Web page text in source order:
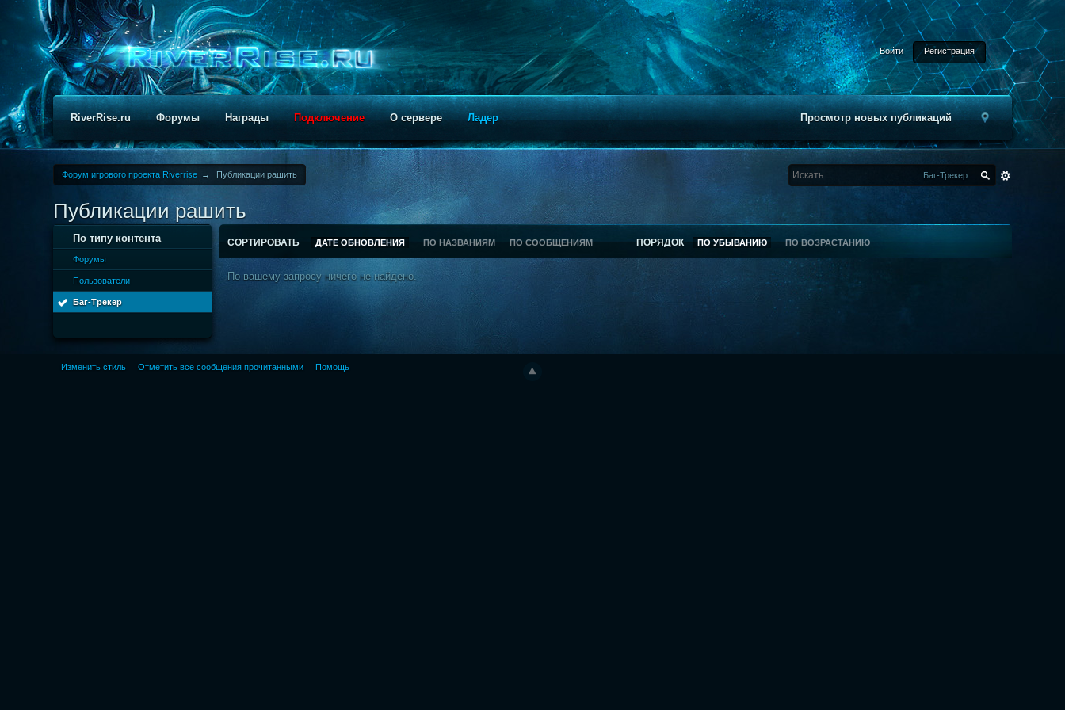
Войти Регистрация
Просмотр новых публикаций
RiverRise.ru Форумы Награды Подключение О сервере Ладер
Форум игрового проекта Riverrise → Публикации рашить Баг-Трекер
Публикации рашить
По типу контента
Форумы
Пользователи
Баг-Трекер
СОРТИРОВАТЬ ДАТЕ ОБНОВЛЕНИЯ ПО НАЗВАНИЯМ ПО СООБЩЕНИЯМ ПОРЯДОК ПО УБЫВАНИЮ ПО ВОЗРАСТАНИЮ
По вашему запросу ничего не найдено.
Изменить стиль Отметить все сообщения прочитанными Помощь